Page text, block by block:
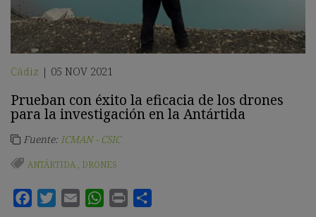
Cádiz | 05 NOV 2021
Prueban con éxito la eficacia de los drones
para la investigación en la Antártida
Fuente: ICMAN - CSIC
ANTÁRTIDA, DRONES